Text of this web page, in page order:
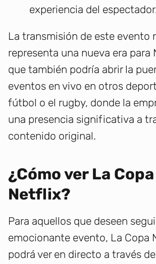
experiencia del
La transmisión de este evento
representa una nueva era para
que también podría abrir la
eventos en vivo en otros
fútbol o el rugby, donde la
una presencia significativa a
contenido original.
¿Cómo ver La Copa
Netflix?
Para aquellos que deseen
emocionante evento, La Copa
podrá ver en directo a través